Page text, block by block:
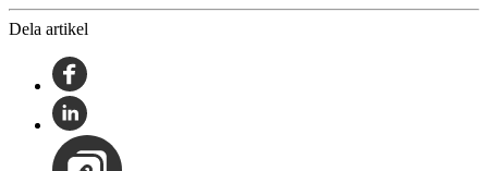
Dela artikel